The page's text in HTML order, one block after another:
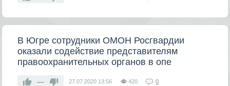
В Югре сотрудники ОМОН Росгвардии
оказали содействие представителям
правоохранительных органов в опе
— 27.07.2020 13:56 420 0